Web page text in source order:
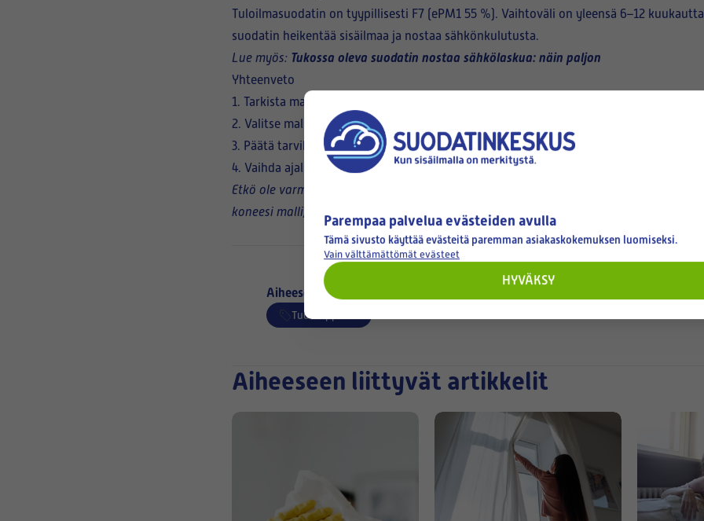
Tuloilmasuodatin on tyypillisesti F7 (ePM1 55 %). Vaihtoväli on yleensä 6–12
suodatin heikentää sisäilmaa ja nostaa sähkönkulutusta.
Lue myös: Tukossa oleva suodatin nostaa sähkölaskua: näin paljon
Yhteenveto
1. Tarkista malli tyyppikilvestä (esim. Ilto 440).
2. Valitse mallia vastaava suodatinsarja.
3. Päätä tarvike vai alkuperäinen, ja tarvitsetko aktiivihiilen.
4. Vaihda ajallaan.
Etkö ole varma Ilto-mallistasi tai oikeasta suodattimesta?
koneesi malli, niin varmistamme oikean vaihtosuodattimen.
Aiheeseen liittyvät artikkelit
Tuoteoppaat
Aiheeseen liittyvät artikkelit
Parempaa palvelua evästeiden avulla
Tämä sivusto käyttää evästeitä paremman asiakaskokemuksen luomiseksi.
Vain välttämättömät evästeet
HYVÄKSY